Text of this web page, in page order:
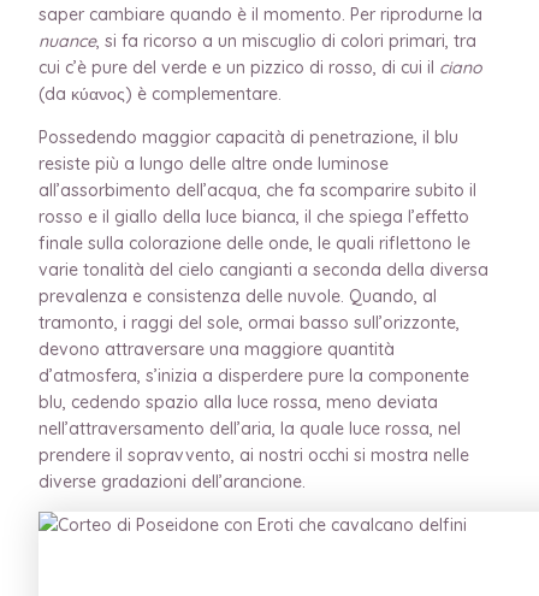
saper cambiare quando è il momento. Per riprodurne la
nuance, si fa ricorso a un miscuglio di colori primari, tra
cui c’è pure del verde e un pizzico di rosso, di cui il ciano
(da κύανος) è complementare.
Possedendo maggior capacità di penetrazione, il blu
resiste più a lungo delle altre onde luminose
all’assorbimento dell’acqua, che fa scomparire subito il
rosso e il giallo della luce bianca, il che spiega l’effetto
finale sulla colorazione delle onde, le quali riflettono le
varie tonalità del cielo cangianti a seconda della diversa
prevalenza e consistenza delle nuvole. Quando, al
tramonto, i raggi del sole, ormai basso sull’orizzonte,
devono attraversare una maggiore quantità
d’atmosfera, s’inizia a disperdere pure la componente
blu, cedendo spazio alla luce rossa, meno deviata
nell’attraversamento dell’aria, la quale luce rossa, nel
prendere il sopravvento, ai nostri occhi si mostra nelle
diverse gradazioni dell’arancione.